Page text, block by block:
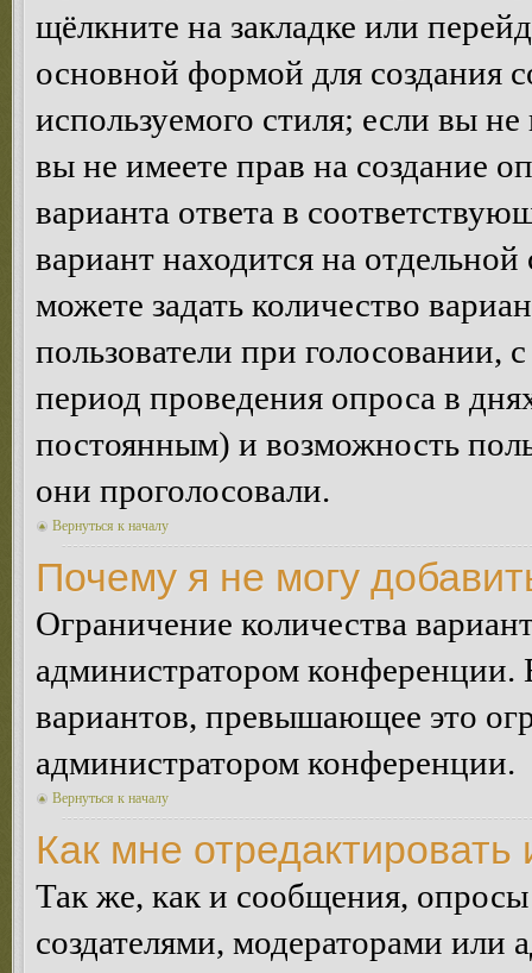
щёлкните на закладке или
основной формой для создания
используемого стиля; если вы
вы не имеете прав на создание
варианта ответа в
вариант находится на
можете задать количество
пользователи при
период проведения опроса в
постоянным) и возможность
они проголосовали.
Вернуться к началу
Почему я не могу
Ограничение количества
администратором конференции.
вариантов, превышающее это
администратором конференции.
Вернуться к началу
Как мне
Так же, как и сообщения, опросы
создателями, модераторами или